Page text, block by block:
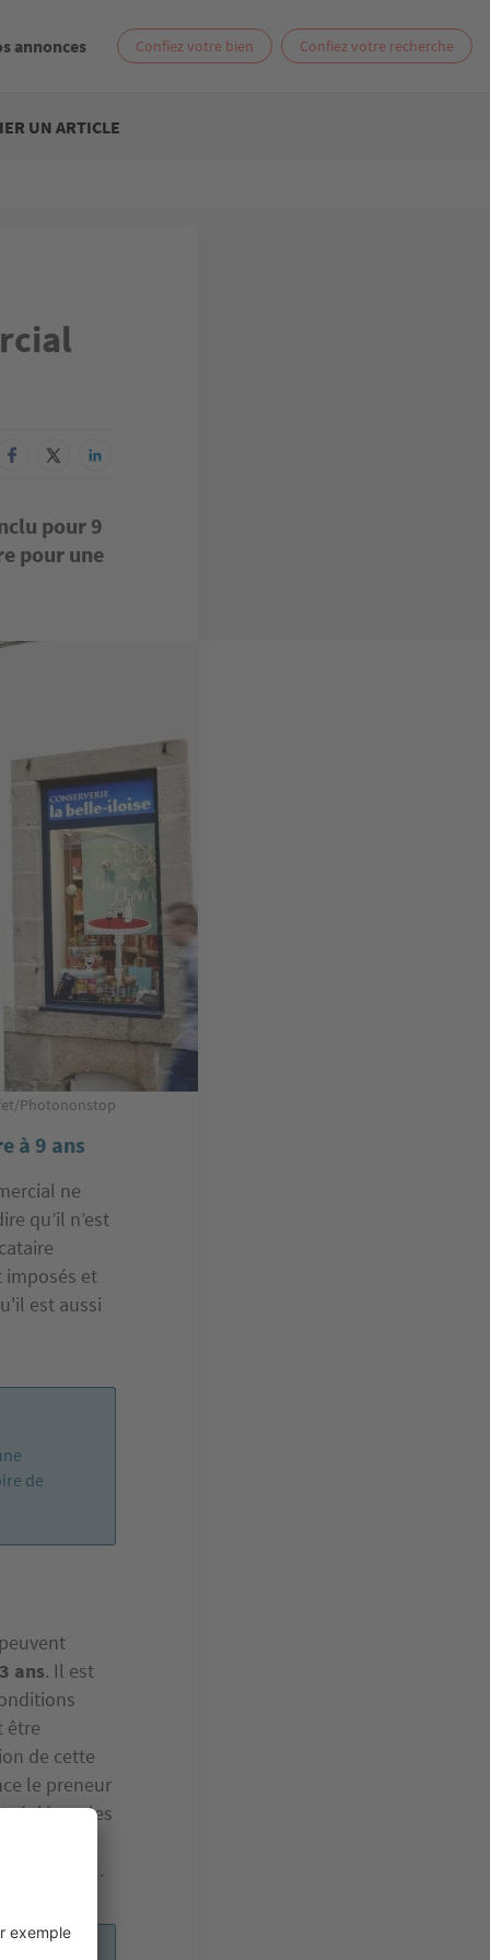
annonces Confiez votre bien Confiez votre recherche
UN ARTICLE
pour 9
pour une
Photononstop
à 9 ans
ne
qu’il n’est
imposés et
est aussi
de
ans. Il est
être
de cette
le preneur
réglé par les